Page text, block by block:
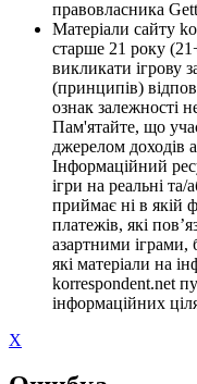
правовласника
Матеріали сайту
старше 21 року
викликати ігрову
(принципів)
ознак залежності
Пам'ятайте, що
джерелом доходів
Інформаційний
ігри на реальні та/
приймає ні в якій
платежів, які
азартними іграми,
які матеріали на
korrespondent.net
інформаційних
X